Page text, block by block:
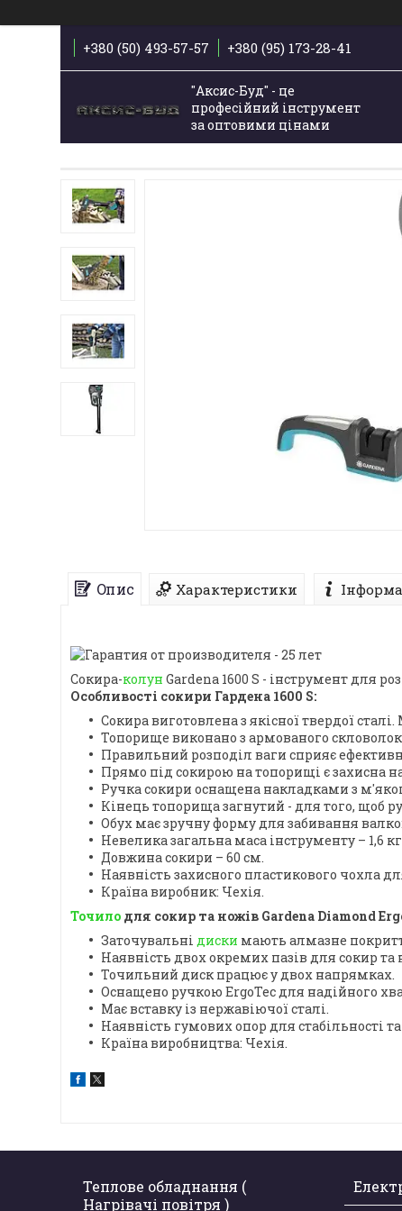
+380 (50) 493-57-57 +380 (95) 173-28-41
"Аксис-Буд" - це
професійний інструмент
за оптовими цінами
Опис Характеристики
Сокира-колун Gardena 1600 S - інструмент для
Особливості сокири Гардена 1600 S:
Сокира виготовлена з якісної твердої
Топорище виконано з армованого
Правильний розподіл ваги сприяє
Прямо під сокирою на топорищі є захисна
Ручка сокири оснащена накладками з
Кінець топорища загнутий - для того, щоб
Обух має зручну форму для забивання
Невелика загальна маса інструменту – 1,6
Довжина сокири – 60 см.
Наявність захисного пластикового чохла
Країна виробник: Чехія.
Точило для сокир та ножів Gardena Diamond
Заточувальні диски мають алмазне
Наявність двох окремих пазів для сокир та
Точильний диск працює у двох напрямках.
Оснащено ручкою ErgoTec для надійного
Має вставку із нержавіючої сталі.
Наявність гумових опор для стабільності
Країна виробництва: Чехія.
Теплове обладнання (
Нагрівачі повітря )